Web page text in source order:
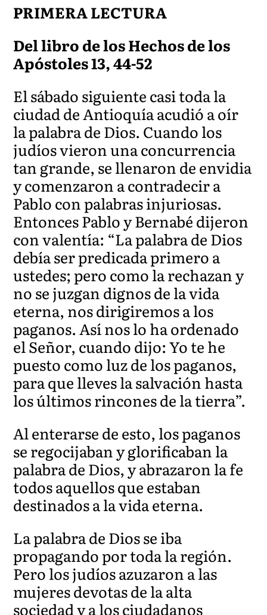
PRIMERA LECTURA
Del libro de los Hechos de los
Apóstoles 13, 44-52
El sábado siguiente casi toda la
ciudad de Antioquía acudió a oír
la palabra de Dios. Cuando los
judíos vieron una concurrencia
tan grande, se llenaron de envidia
y comenzaron a contradecir a
Pablo con palabras injuriosas.
Entonces Pablo y Bernabé dijeron
con valentía: “La palabra de Dios
debía ser predicada primero a
ustedes; pero como la rechazan y
no se juzgan dignos de la vida
eterna, nos dirigiremos a los
paganos. Así nos lo ha ordenado
el Señor, cuando dijo: Yo te he
puesto como luz de los paganos,
para que lleves la salvación hasta
los últimos rincones de la tierra”.
Al enterarse de esto, los paganos
se regocijaban y glorificaban la
palabra de Dios, y abrazaron la fe
todos aquellos que estaban
destinados a la vida eterna.
La palabra de Dios se iba
propagando por toda la región.
Pero los judíos azuzaron a las
mujeres devotas de la alta
sociedad y a los ciudadanos